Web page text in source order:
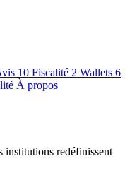
10 Fiscalité 2 Wallets 6
À propos
institutions redéfinissent